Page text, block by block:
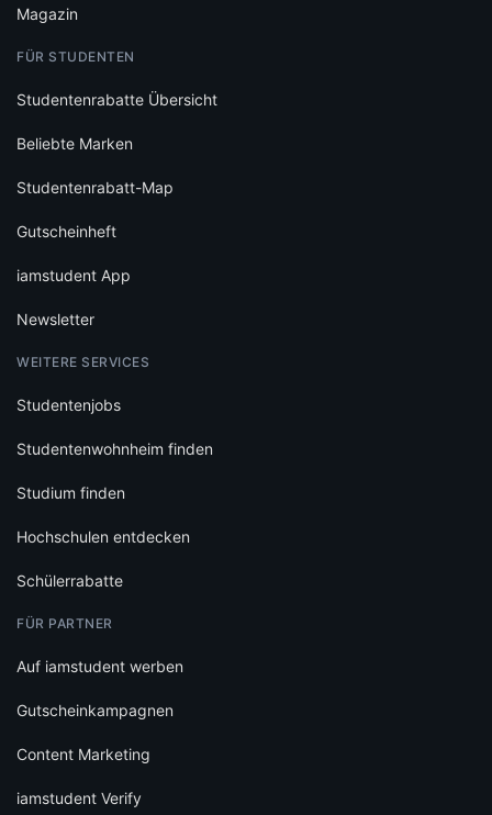
Magazin
FÜR STUDENTEN
Studentenrabatte Übersicht
Beliebte Marken
Studentenrabatt-Map
Gutscheinheft
iamstudent App
Newsletter
WEITERE SERVICES
Studentenjobs
Studentenwohnheim finden
Studium finden
Hochschulen entdecken
Schülerrabatte
FÜR PARTNER
Auf iamstudent werben
Gutscheinkampagnen
Content Marketing
iamstudent Verify